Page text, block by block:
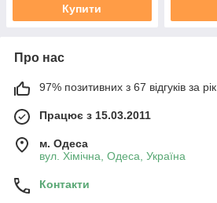
Купити
Про нас
97% позитивних з 67 відгуків за рік
Працює з 15.03.2011
м. Одеса
вул. Хiмiчна, Одеса, Україна
Контакти